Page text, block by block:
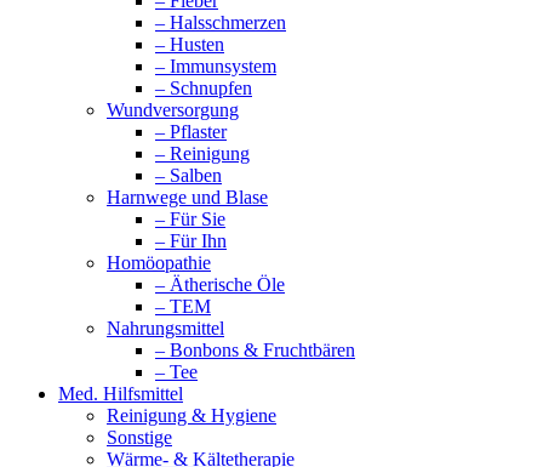
– Halsschmerzen
– Husten
– Immunsystem
– Schnupfen
Wundversorgung
– Pflaster
– Reinigung
– Salben
Harnwege und Blase
– Für Sie
– Für Ihn
Homöopathie
– Ätherische Öle
– TEM
Nahrungsmittel
– Bonbons & Fruchtbären
– Tee
Med. Hilfsmittel
Reinigung & Hygiene
Sonstige
Wärme- & Kältetherapie